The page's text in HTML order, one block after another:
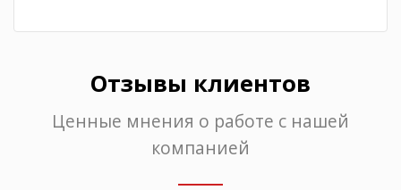
Отзывы клиентов
Ценные мнения о работе с нашей
компанией